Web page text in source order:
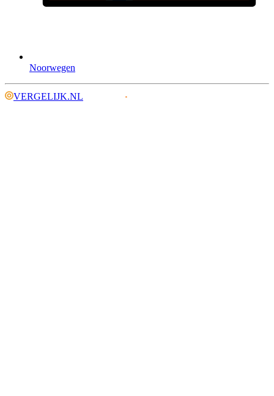
Noorwegen
VERGELIJK.NL